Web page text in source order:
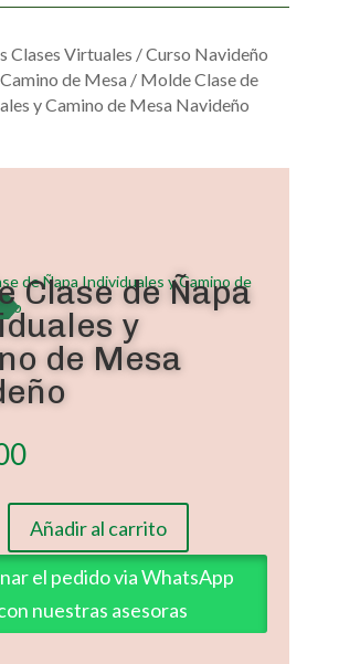
Clases Virtuales /Curso Navideño
de Mesa / Molde Clase de
y Camino de Mesa Navideño
Clase de Ñapa
y
de Mesa
Añadir al carrito
el pedido via WhatsApp
nuestras asesoras